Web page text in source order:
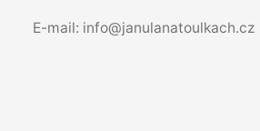
E-mail: info@janulanatoulkach.cz